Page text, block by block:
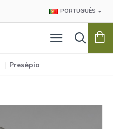
PORTUGUÊS
Presépio